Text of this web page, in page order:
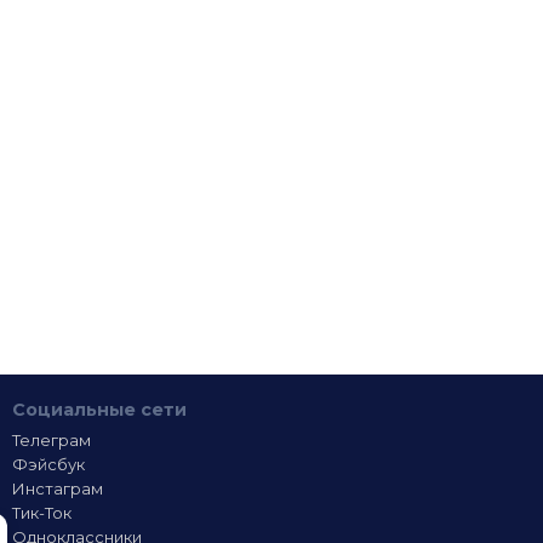
Социальные сети
Телеграм
Фэйсбук
Инстаграм
Тик-Ток
Одноклассники